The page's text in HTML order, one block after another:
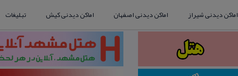
اماکن دیدنی شیراز اماکن دیدنی اصفهان اماکن دیدنی کیش تبلیغات